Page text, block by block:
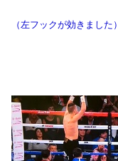
（左フックが効きました）